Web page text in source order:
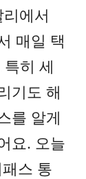
에서
매일 택
히 세
기도 해
를 알게
요. 오늘
스 통